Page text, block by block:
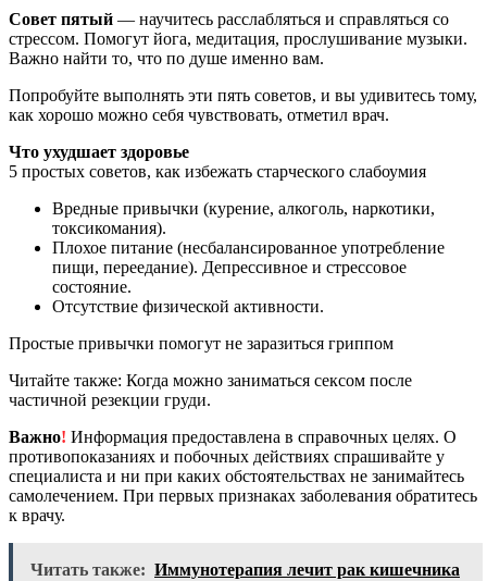
Совет пятый — научитесь расслабляться и справляться со
стрессом. Помогут йога, медитация, прослушивание музыки.
Важно найти то, что по душе именно вам.
Попробуйте выполнять эти пять советов, и вы удивитесь тому,
как хорошо можно себя чувствовать, отметил врач.
Что ухудшает здоровье
5 простых советов, как избежать старческого слабоумия
Вредные привычки (курение, алкоголь, наркотики,
токсикомания).
Плохое питание (несбалансированное употребление
пищи, переедание). Депрессивное и стрессовое
состояние.
Отсутствие физической активности.
Простые привычки помогут не заразиться гриппом
Читайте также: Когда можно заниматься сексом после
частичной резекции груди.
Важно! Информация предоставлена в справочных целях. О
противопоказаниях и побочных действиях спрашивайте у
специалиста и ни при каких обстоятельствах не занимайтесь
самолечением. При первых признаках заболевания обратитесь
к врачу.
Читать также: Иммунотерапия лечит рак кишечника